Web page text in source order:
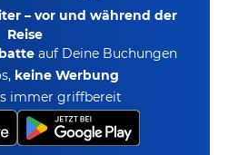
– vor und während der
Reise
auf Deine Buchungen
keine Werbung
immer griffbereit